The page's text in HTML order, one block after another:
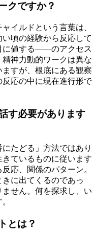
クですか？
イルドという言葉は、
頃の経験から反応して
に値する——のアクセス
神力動的ワークは異な
すが、根底にある観察
応の中に現在進行形で
す必要があります
たどる」方法ではあり
ているものに従います
応、関係のパターン。
に出てくるのであっ
せん。何を探求し、い
とは？